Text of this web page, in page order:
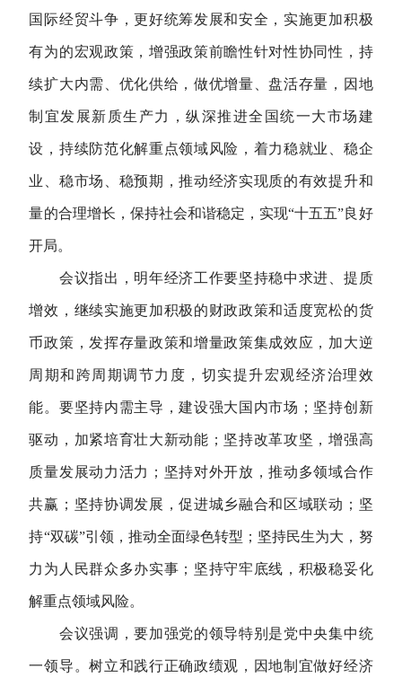
国际经贸斗争，更好统筹发展和安全，实施更加积极
有为的宏观政策，增强政策前瞻性针对性协同性，持
续扩大内需、优化供给，做优增量、盘活存量，因地
制宜发展新质生产力，纵深推进全国统一大市场建
设，持续防范化解重点领域风险，着力稳就业、稳企
业、稳市场、稳预期，推动经济实现质的有效提升和
量的合理增长，保持社会和谐稳定，实现“十五五”良好
开局。
会议指出，明年经济工作要坚持稳中求进、提质
增效，继续实施更加积极的财政政策和适度宽松的货
币政策，发挥存量政策和增量政策集成效应，加大逆
周期和跨周期调节力度，切实提升宏观经济治理效
能。要坚持内需主导，建设强大国内市场；坚持创新
驱动，加紧培育壮大新动能；坚持改革攻坚，增强高
质量发展动力活力；坚持对外开放，推动多领域合作
共赢；坚持协调发展，促进城乡融合和区域联动；坚
持“双碳”引领，推动全面绿色转型；坚持民生为大，努
力为人民群众多办实事；坚持守牢底线，积极稳妥化
解重点领域风险。
会议强调，要加强党的领导特别是党中央集中统
一领导。树立和践行正确政绩观，因地制宜做好经济